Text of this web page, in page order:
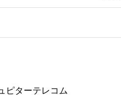
ピターテレコム